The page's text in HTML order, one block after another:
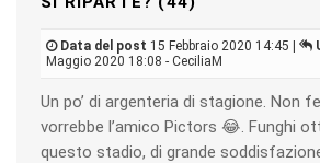
Data del post 15 Febbraio 2020 14:45 |
Maggio 2020 18:08 - CeciliaM
Un po’ di argenteria di stagione. Non
vorrebbe l’amico Pictors 😂. Funghi
questo stadio, di grande